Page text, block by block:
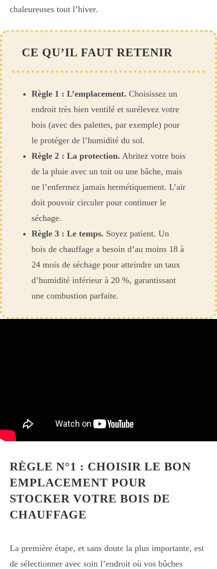
chaleureuses tout l’hiver.
CE QU’IL FAUT RETENIR
Règle 1 : L’emplacement. Choisissez un
endroit très bien ventilé et surélevez votre
bois (avec des palettes, par exemple) pour
le protéger de l’humidité du sol.
Règle 2 : La protection. Abritez votre bois
de la pluie avec un toit ou une bâche, mais
ne l’enfermez jamais hermétiquement. L’air
doit pouvoir circuler pour continuer le
séchage.
Règle 3 : Le temps. Soyez patient. Un
bois de chauffage a besoin d’au moins 18 à
24 mois de séchage pour atteindre un taux
d’humidité inférieur à 20 %, garantissant
une combustion parfaite.
RÈGLE N°1 : CHOISIR LE BON
EMPLACEMENT POUR
STOCKER VOTRE BOIS DE
CHAUFFAGE
La première étape, et sans doute la plus importante, est
de sélectionner avec soin l’endroit où vos bûches